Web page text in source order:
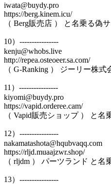
iwata@buydy.pro
https://berg.kinem.icu/
（ Berg販売店 ） と名乗る偽
10）----------------
kenju@whobs.live
http://repea.osteoeer.sa.com/
（ G-Ranking ） ジーリー株
11）----------------
kiyomi@buydy.pro
https://vapid.orderee.cam/
（ Vapid販売ショップ ） と名
12）----------------
nakamatashota@hqubvaqq.com
https://rljd.muaajzwr.shop/
（ rljdm ） パーツランド と名
13）----------------